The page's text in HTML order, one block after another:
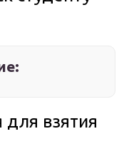
для взятия